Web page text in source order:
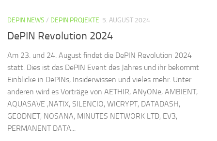
DEPIN NEWS / DEPIN PROJEKTE 5. AUGUST 2024
DePIN Revolution 2024
Am 23. und 24. August findet die DePIN Revolution 2024
statt. Dies ist das DePIN Event des Jahres und ihr bekommt
Einblicke in DePINs, Insiderwissen und vieles mehr. Unter
anderen wird es Vorträge von AETHIR, ANyONe, AMBIENT,
AQUASAVE ,NATIX, SILENCIO, WICRYPT, DATADASH,
GEODNET, NOSANA, MINUTES NETWORK LTD, EV3,
PERMANENT DATA...